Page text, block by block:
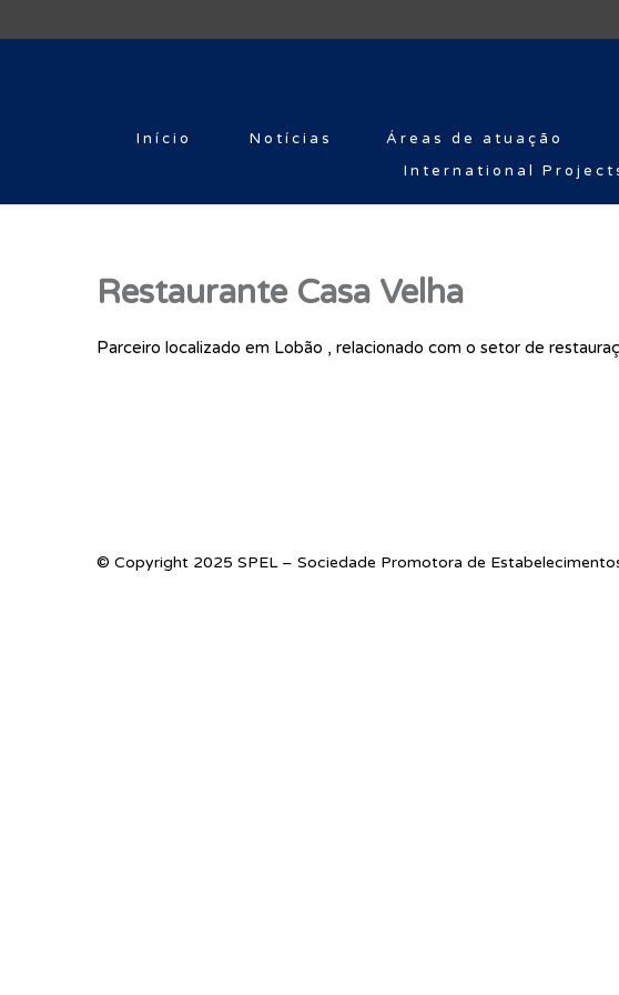
Início Notícias Áreas de atuação
International
Restaurante Casa Velha
Parceiro localizado em Lobão , relacionado com o setor de
© Copyright 2025 SPEL – Sociedade Promotora de